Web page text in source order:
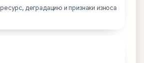
деградацию и признаки износа